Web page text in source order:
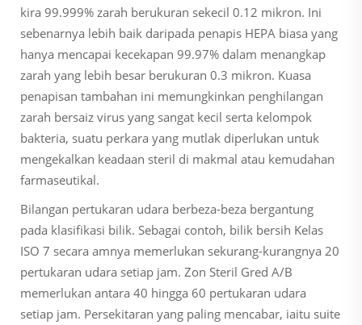
kira 99.999% zarah berukuran sekecil 0.12 mikron. Ini
sebenarnya lebih baik daripada penapis HEPA biasa yang
hanya mencapai kecekapan 99.97% dalam menangkap
zarah yang lebih besar berukuran 0.3 mikron. Kuasa
penapisan tambahan ini memungkinkan penghilangan
zarah bersaiz virus yang sangat kecil serta kelompok
bakteria, suatu perkara yang mutlak diperlukan untuk
mengekalkan keadaan steril di makmal atau kemudahan
farmaseutikal.
Bilangan pertukaran udara berbeza-beza bergantung
pada klasifikasi bilik. Sebagai contoh, bilik bersih Kelas
ISO 7 secara amnya memerlukan sekurang-kurangnya 20
pertukaran udara setiap jam. Zon Steril Gred A/B
memerlukan antara 40 hingga 60 pertukaran udara
setiap jam. Persekitaran yang paling mencabar, iaitu suite